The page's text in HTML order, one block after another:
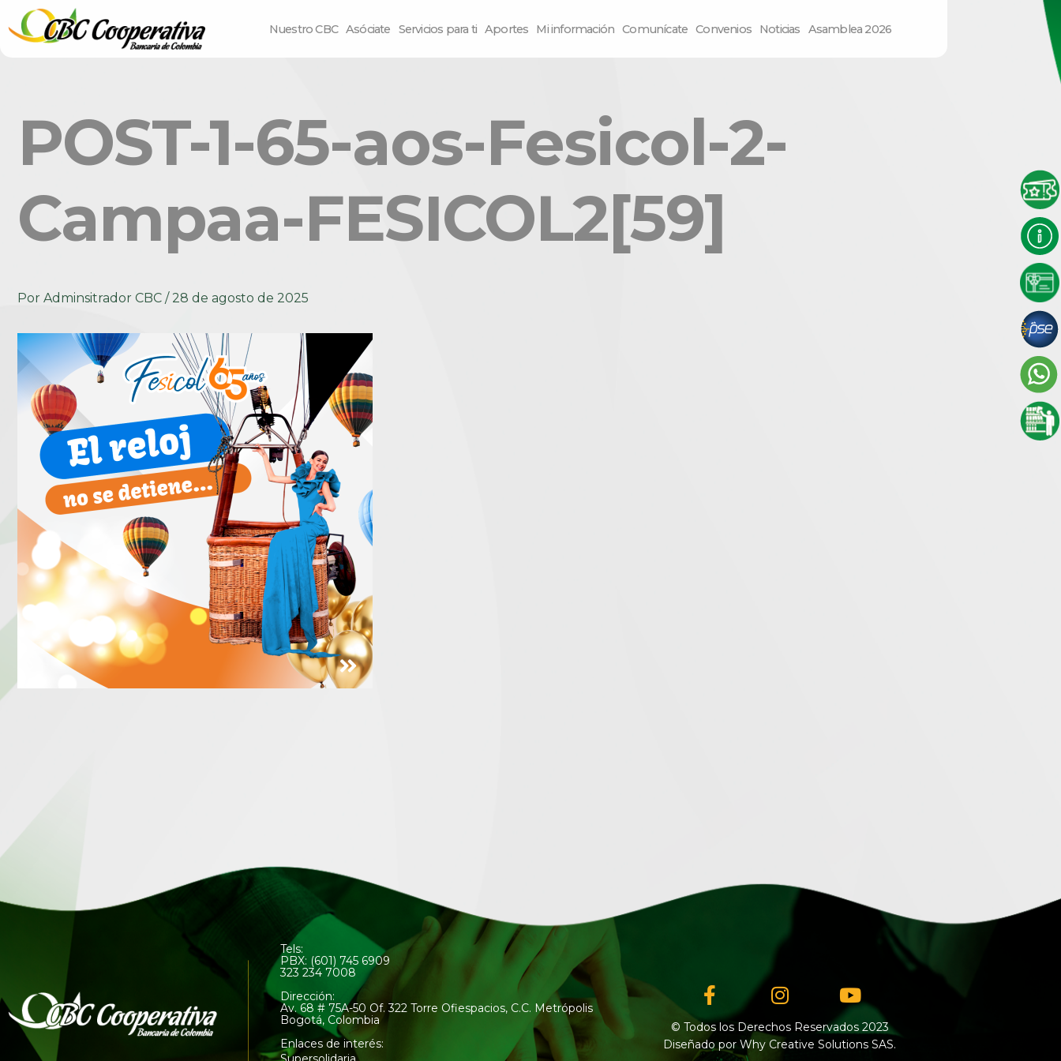
Nuestro CBC Asóciate Servicios para ti Aportes Mi información Comunícate Convenios Noticias Asamblea 2026
POST-1-65-aos-Fesicol-2-
Campaa-FESICOL2[59]
Por Adminsitrador CBC / 28 de agosto de 2025
Tels:
PBX: (601) 745 6909
323 234 7008
Dirección:
Av. 68 # 75A-50 Of. 322 Torre Ofiespacios, C.C. Metrópolis
Bogotá, Colombia
Enlaces de interés:
Facebook-
f
InstagramYoutube
© Todos los Derechos Reservados 2023
Diseñado por Why Creative Solutions SAS.